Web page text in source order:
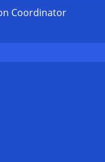
Coordinator